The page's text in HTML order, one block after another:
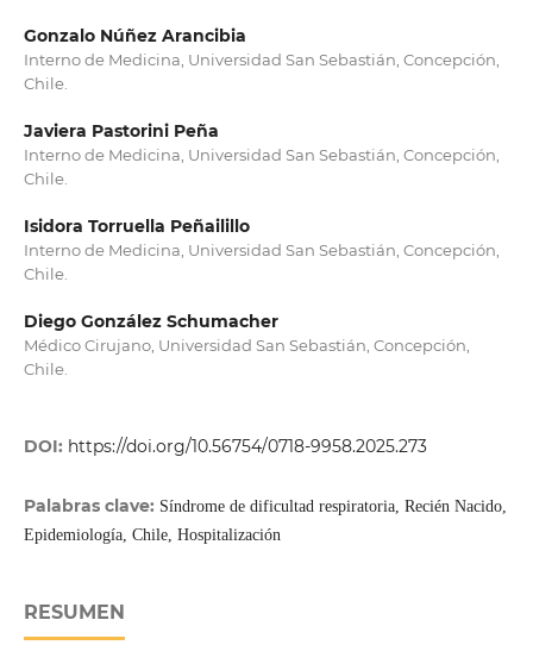
Gonzalo Núñez Arancibia
Interno de Medicina, Universidad San Sebastián, Concepción,
Chile.
Javiera Pastorini Peña
Interno de Medicina, Universidad San Sebastián, Concepción,
Chile.
Isidora Torruella Peñailillo
Interno de Medicina, Universidad San Sebastián, Concepción,
Chile.
Diego González Schumacher
Médico Cirujano, Universidad San Sebastián, Concepción,
Chile.
DOI: https://doi.org/10.56754/0718-9958.2025.273
Palabras clave: Síndrome de dificultad respiratoria, Recién Nacido,
Epidemiología, Chile, Hospitalización
RESUMEN